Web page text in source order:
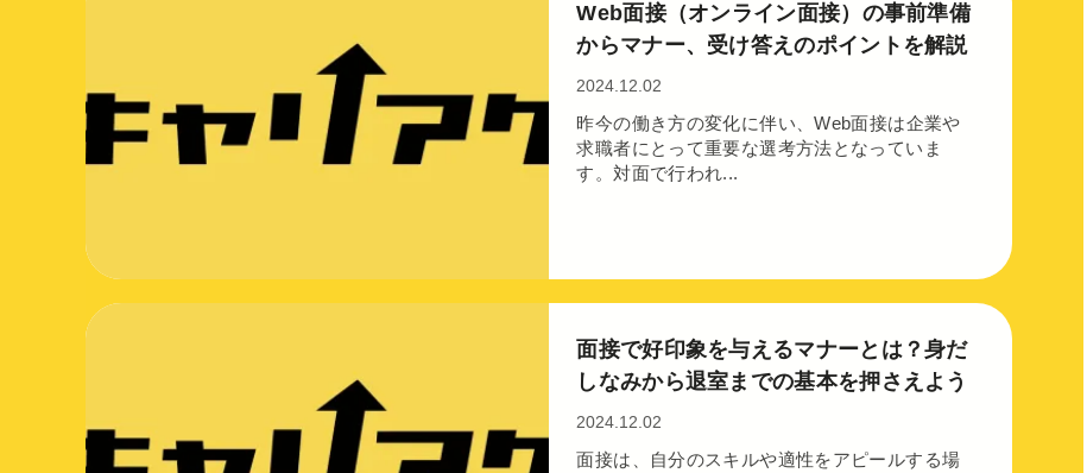
Web面接（オンライン面接）の事前準備
からマナー、受け答えのポイントを解説
2024.12.02
昨今の働き方の変化に伴い、Web面接は企業や
求職者にとって重要な選考方法となっていま
す。対面で行われ...
面接で好印象を与えるマナーとは？身だ
しなみから退室までの基本を押さえよう
2024.12.02
面接は、自分のスキルや適性をアピールする場